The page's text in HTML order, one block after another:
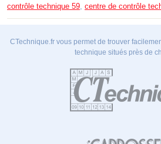
contrôle technique 59, centre de contrôle
CTechnique.fr vous permet de trouver
technique situés près de